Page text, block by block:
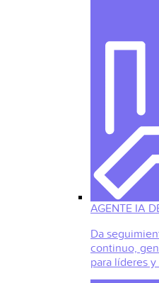
AGENTE IA
Da
continuo,
para líderes y